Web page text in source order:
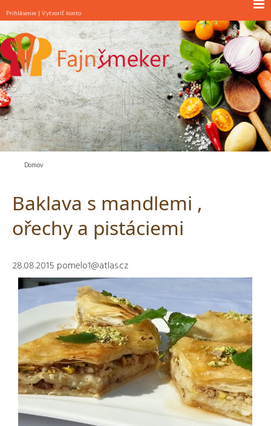
Prihlásenie | Vytvoriť konto
NOVINKY
RAŇAJKY
POLIEVKY
JEDLÁ S MÄSOM
JEDLÁ BEZ MÄSA
ŠALÁTY
INÉ
Domov
Baklava s mandlemi ,
ořechy a pistáciemi
28.08.2015 pomelo1@atlas.cz